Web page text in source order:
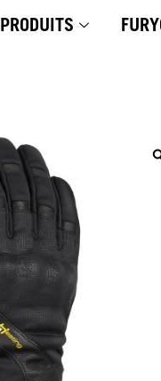
PRODUITS